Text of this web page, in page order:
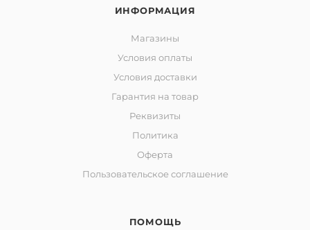
ИНФОРМАЦИЯ
Магазины
Условия оплаты
Условия доставки
Гарантия на товар
Реквизиты
Политика
Оферта
Пользовательское соглашение
ПОМОЩЬ